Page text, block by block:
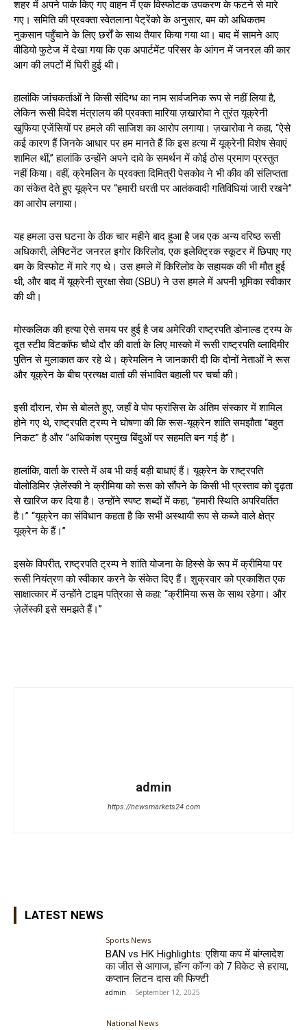
शहर में अपने पार्क किए गए वाहन में एक विस्फोटक उपकरण के फटने से मारे
गए। समिति की प्रवक्ता स्वेतलाना पेट्रेंको के अनुसार, बम को अधिकतम
नुकसान पहुँचाने के लिए छर्रों के साथ तैयार किया गया था। बाद में सामने आए
वीडियो फुटेज में देखा गया कि एक अपार्टमेंट परिसर के आंगन में जनरल की कार
आग की लपटों में घिरी हुई थी।
हालांकि जांचकर्ताओं ने किसी संदिग्ध का नाम सार्वजनिक रूप से नहीं लिया है,
लेकिन रूसी विदेश मंत्रालय की प्रवक्ता मारिया ज़खारोवा ने तुरंत यूक्रेनी
खुफिया एजेंसियों पर हमले की साजिश का आरोप लगाया। ज़खारोवा ने कहा, “ऐसे
कई कारण हैं जिनके आधार पर हम मानते हैं कि इस हत्या में यूक्रेनी विशेष सेवाएं
शामिल थीं,” हालांकि उन्होंने अपने दावे के समर्थन में कोई ठोस प्रमाण प्रस्तुत
नहीं किया। वहीं, क्रेमलिन के प्रवक्ता दिमित्री पेसकोव ने भी कीव की संलिप्तता
का संकेत देते हुए यूक्रेन पर “हमारी धरती पर आतंकवादी गतिविधियां जारी रखने”
का आरोप लगाया।
यह हमला उस घटना के ठीक चार महीने बाद हुआ है जब एक अन्य वरिष्ठ रूसी
अधिकारी, लेफ्टिनेंट जनरल इगोर किरिलोव, एक इलेक्ट्रिक स्कूटर में छिपाए गए
बम के विस्फोट में मारे गए थे। उस हमले में किरिलोव के सहायक की भी मौत हुई
थी, और बाद में यूक्रेनी सुरक्षा सेवा (SBU) ने उस हमले में अपनी भूमिका स्वीकार
की थी।
मोस्कलिक की हत्या ऐसे समय पर हुई है जब अमेरिकी राष्ट्रपति डोनाल्ड ट्रम्प के
दूत स्टीव विटकॉफ चौथे दौर की वार्ता के लिए मास्को में रूसी राष्ट्रपति व्लादिमीर
पुतिन से मुलाकात कर रहे थे। क्रेमलिन ने जानकारी दी कि दोनों नेताओं ने रूस
और यूक्रेन के बीच प्रत्यक्ष वार्ता की संभावित बहाली पर चर्चा की।
इसी दौरान, रोम से बोलते हुए, जहाँ वे पोप फ्रांसिस के अंतिम संस्कार में शामिल
होने गए थे, राष्ट्रपति ट्रम्प ने घोषणा की कि रूस-यूक्रेन शांति समझौता “बहुत
निकट” है और “अधिकांश प्रमुख बिंदुओं पर सहमति बन गई है”।
हालांकि, वार्ता के रास्ते में अब भी कई बड़ी बाधाएं हैं। यूक्रेन के राष्ट्रपति
वोलोडिमिर ज़ेलेंस्की ने क्रीमिया को रूस को सौंपने के किसी भी प्रस्ताव को दृढ़ता
से खारिज कर दिया है। उन्होंने स्पष्ट शब्दों में कहा, “हमारी स्थिति अपरिवर्तित
है।” “यूक्रेन का संविधान कहता है कि सभी अस्थायी रूप से कब्जे वाले क्षेत्र
यूक्रेन के हैं।”
इसके विपरीत, राष्ट्रपति ट्रम्प ने शांति योजना के हिस्से के रूप में क्रीमिया पर
रूसी नियंत्रण को स्वीकार करने के संकेत दिए हैं। शुक्रवार को प्रकाशित एक
साक्षात्कार में उन्होंने टाइम पत्रिका से कहा: “क्रीमिया रूस के साथ रहेगा। और
ज़ेलेंस्की इसे समझते हैं।”
admin
https://newsmarkets24.com
LATEST NEWS
Sports News
BAN vs HK Highlights: एशिया कप में बांग्लादेश
का जीत से आगाज, हॉन्ग कॉन्ग को 7 विकेट से हराया,
कप्तान लिटन दास की फिफ्टी
admin - September 12, 2025
National News